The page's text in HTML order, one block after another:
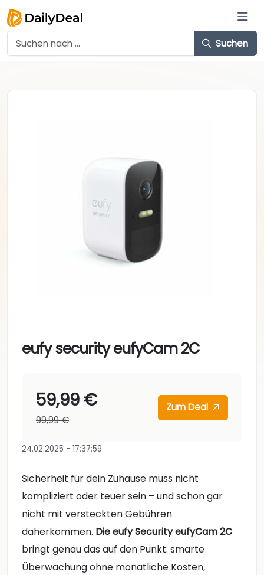
Suchen
eufy security eufyCam 2C
59,99 €
99,99 €
Zum Deal
24.02.2025 - 17:37:59
Sicherheit für dein Zuhause muss nicht
kompliziert oder teuer sein – und schon gar
nicht mit versteckten Gebühren
daherkommen. Die eufy Security eufyCam 2C
bringt genau das auf den Punkt: smarte
Überwachung ohne monatliche Kosten,